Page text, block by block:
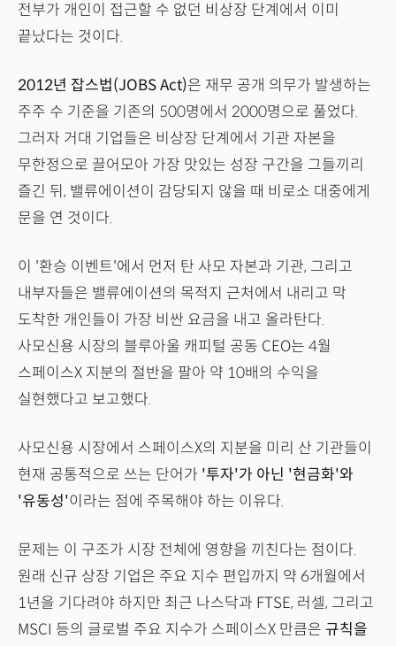
전부가 개인이 접근할 수 없던 비상장 단계에서 이미
끝났다는 것이다.
2012년 잡스법(JOBS Act)은 재무 공개 의무가 발생하는
주주 수 기준을 기존의 500명에서 2000명으로 풀었다.
그러자 거대 기업들은 비상장 단계에서 기관 자본을
무한정으로 끌어모아 가장 맛있는 성장 구간을 그들끼리
즐긴 뒤, 밸류에이션이 감당되지 않을 때 비로소 대중에게
문을 연 것이다.
이 '환승 이벤트'에서 먼저 탄 사모 자본과 기관, 그리고
내부자들은 밸류에이션의 목적지 근처에서 내리고 막
도착한 개인들이 가장 비싼 요금을 내고 올라탄다.
사모신용 시장의 블루아울 캐피털 공동 CEO는 4월
스페이스X 지분의 절반을 팔아 약 10배의 수익을
실현했다고 보고했다.
사모신용 시장에서 스페이스X의 지분을 미리 산 기관들이
현재 공통적으로 쓰는 단어가 '투자'가 아닌 '현금화'와
'유동성'이라는 점에 주목해야 하는 이유다.
문제는 이 구조가 시장 전체에 영향을 끼친다는 점이다.
원래 신규 상장 기업은 주요 지수 편입까지 약 6개월에서
1년을 기다려야 하지만 최근 나스닥과 FTSE, 러셀, 그리고
MSCI 등의 글로벌 주요 지수가 스페이스X 만큼은 규칙을